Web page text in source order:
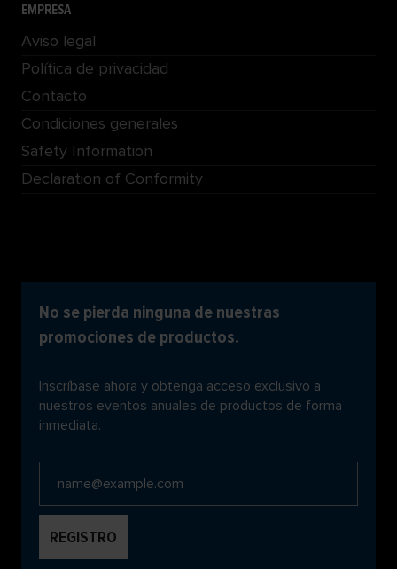
EMPRESA
Aviso legal
Política de privacidad
Contacto
Condiciones generales
Safety Information
Declaration of Conformity
No se pierda ninguna de nuestras
promociones de productos.
Inscríbase ahora y obtenga acceso exclusivo a
nuestros eventos anuales de productos de forma
inmediata.